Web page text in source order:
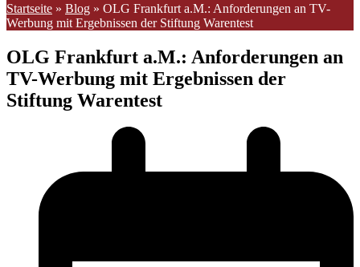
Startseite » Blog » OLG Frankfurt a.M.: Anforderungen an TV-
Werbung mit Ergebnissen der Stiftung Warentest
OLG Frankfurt a.M.: Anforderungen an
TV-Werbung mit Ergebnissen der
Stiftung Warentest